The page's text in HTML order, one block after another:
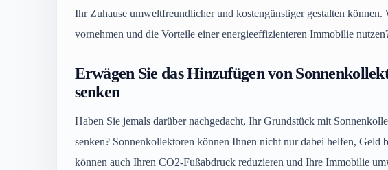
Ihr Zuhause umweltfreundlicher und kostengünstiger gestalten
vornehmen und die Vorteile einer energieeffizienteren Immobilie
Erwägen Sie das Hinzufügen von
senken
Haben Sie jemals darüber nachgedacht, Ihr Grundstück mit
senken? Sonnenkollektoren können Ihnen nicht nur dabei helfen, Geld
können auch Ihren CO2-Fußabdruck reduzieren und Ihre Immobilie